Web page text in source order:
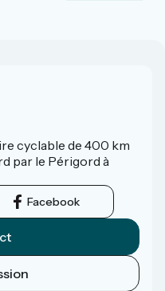
cyclable de 400 km
par le Périgord à
Facebook